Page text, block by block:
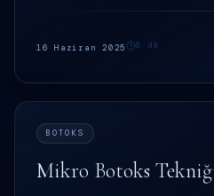
16 Haziran 2025 8 dk
BOTOKS
Mikro Botoks